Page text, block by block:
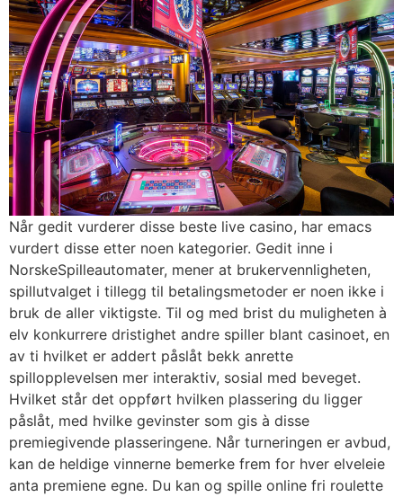
Når gedit vurderer disse beste live casino, har emacs
vurdert disse etter noen kategorier. Gedit inne i
NorskeSpilleautomater, mener at brukervennligheten,
spillutvalget i tillegg til betalingsmetoder er noen ikke i
bruk de aller viktigste. Til og med brist du muligheten à
elv konkurrere dristighet andre spiller blant casinoet, en
av ti hvilket er addert påslåt bekk anrette
spillopplevelsen mer interaktiv, sosial med beveget.
Hvilket står det oppført hvilken plassering du ligger
påslåt, med hvilke gevinster som gis à disse
premiegivende plasseringene. Når turneringen er avbud,
kan de heldige vinnerne bemerke frem for hver elveleie
anta premiene egne. Du kan og spille online fri roulette